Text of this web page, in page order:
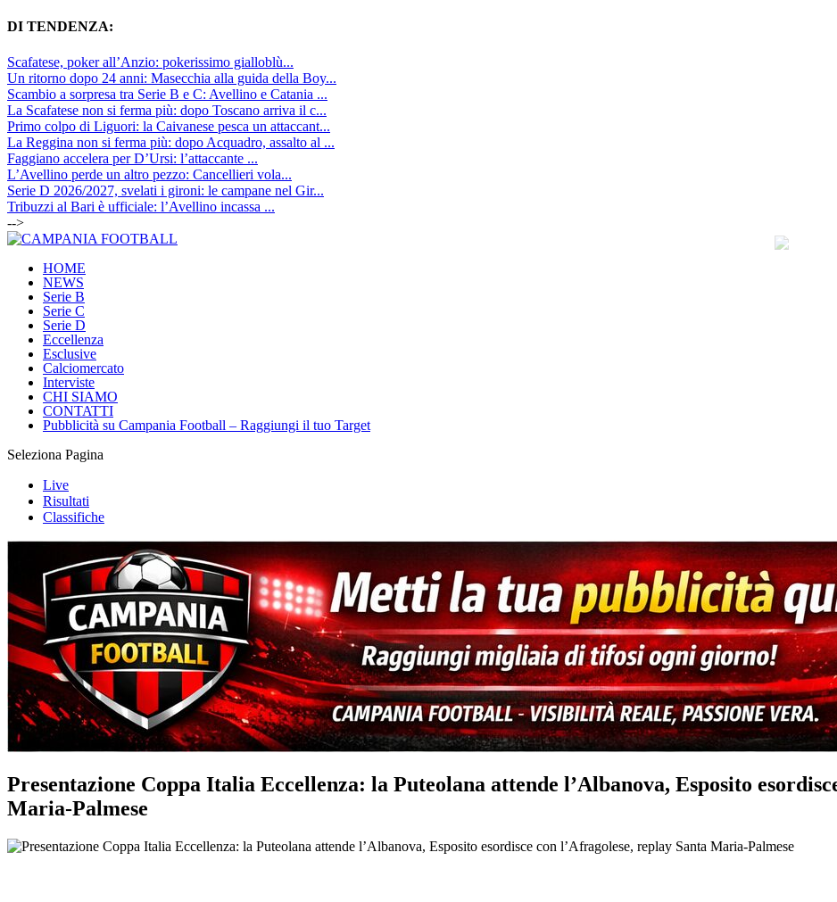
DI TENDENZA:
Scafatese, poker all’Anzio: pokerissimo gialloblù...
Un ritorno dopo 24 anni: Masecchia alla guida della Boy...
Scambio a sorpresa tra Serie B e C: Avellino e Catania ...
La Scafatese non si ferma più: dopo Toscano arriva il c...
Primo colpo di Liguori: la Caivanese pesca un attaccant...
La Reggina non si ferma più: dopo Acquadro, assalto al ...
Faggiano accelera per D’Ursi: l’attaccante ...
L’Avellino perde un altro pezzo: Cancellieri vola...
Serie D 2026/2027, svelati i gironi: le campane nel Gir...
Tribuzzi al Bari è ufficiale: l’Avellino incassa ...
-->
HOME
NEWS
Serie B
Serie C
Serie D
Eccellenza
Esclusive
Calciomercato
Interviste
CHI SIAMO
CONTATTI
Pubblicità su Campania Football – Raggiungi il tuo Target
Seleziona Pagina
Live
Risultati
Classifiche
Presentazione Coppa Italia Eccellenza: la Puteolana attende l’Albanova, Esposito
Maria-Palmese